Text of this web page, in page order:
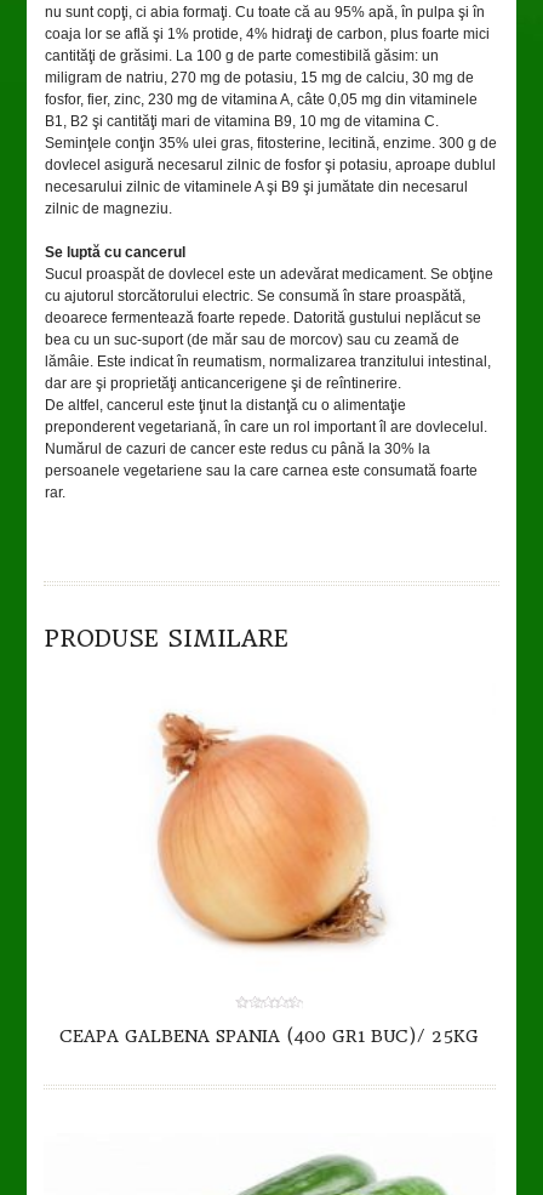
nu sunt copţi, ci abia formaţi. Cu toate că au 95% apă, în pulpa şi în
coaja lor se află şi 1% protide, 4% hidraţi de carbon, plus foarte mici
cantităţi de grăsimi. La 100 g de parte comestibilă găsim: un
miligram de natriu, 270 mg de potasiu, 15 mg de calciu, 30 mg de
fosfor, fier, zinc, 230 mg de vitamina A, câte 0,05 mg din vitaminele
B1, B2 şi cantităţi mari de vitamina B9, 10 mg de vitamina C.
Seminţele conţin 35% ulei gras, fitosterine, lecitină, enzime. 300 g de
dovlecel asigură necesarul zilnic de fosfor şi potasiu, aproape dublul
necesarului zilnic de vitaminele A şi B9 şi jumătate din necesarul
zilnic de magneziu.
Se luptă cu cancerul
Sucul proaspăt de dovlecel este un adevărat medicament. Se obţine
cu ajutorul storcătorului electric. Se consumă în stare proaspătă,
deoarece fermentează foarte repede. Datorită gustului neplăcut se
bea cu un suc-suport (de măr sau de morcov) sau cu zeamă de
lămâie. Este indicat în reumatism, normalizarea tranzitului intestinal,
dar are şi proprietăţi anticancerigene şi de reîntinerire.
De altfel, cancerul este ţinut la distanţă cu o alimentaţie
preponderent vegetariană, în care un rol important îl are dovlecelul.
Numărul de cazuri de cancer este redus cu până la 30% la
persoanele vegetariene sau la care carnea este consumată foarte
rar.
PRODUSE SIMILARE
out
of
CEAPA GALBENA SPANIA (400 GR1 BUC)/ 25KG